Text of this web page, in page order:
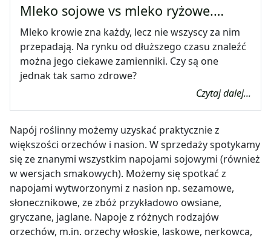
Mleko sojowe vs mleko ryżowe.…
Mleko krowie zna każdy, lecz nie wszyscy za nim
przepadają. Na rynku od dłuższego czasu znaleźć
można jego ciekawe zamienniki. Czy są one
jednak tak samo zdrowe?
Czytaj dalej...
Napój roślinny możemy uzyskać praktycznie z
większości orzechów i nasion. W sprzedaży spotykamy
się ze znanymi wszystkim napojami sojowymi (również
w wersjach smakowych). Możemy się spotkać z
napojami wytworzonymi z nasion np. sezamowe,
słonecznikowe, ze zbóż przykładowo owsiane,
gryczane, jaglane. Napoje z różnych rodzajów
orzechów, m.in. orzechy włoskie, laskowe, nerkowca,